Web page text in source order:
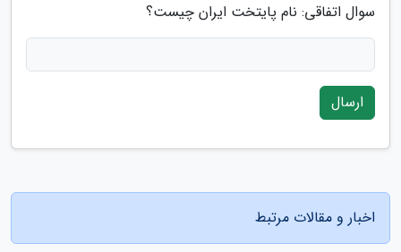
سوال اتفاقی: نام پایتخت ایران چیست؟
ارسال
اخبار و مقالات مرتبط